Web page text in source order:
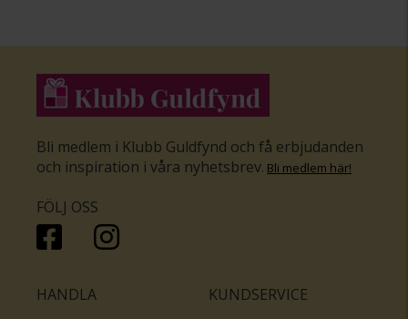
Bli medlem i Klubb Guldfynd och få erbjudanden
och inspiration i våra nyhetsbrev. Bli medlem här!
FÖLJ OSS
HANDLA KUNDSERVICE